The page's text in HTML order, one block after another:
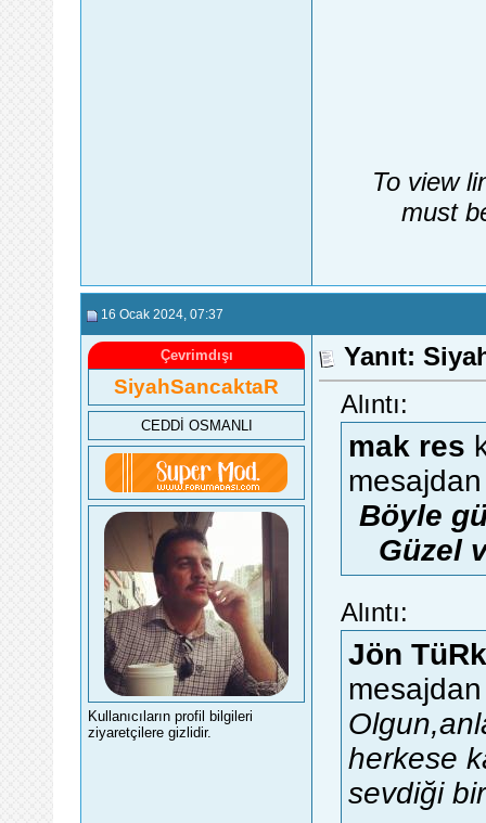
To view
must
16 Ocak 2024 , 07:37
Çevrimdışı
SiyahSancaktaR
CEDDİ OSMANLI
Kullanıcıların profil bilgileri
ziyaretçilere gizlidir.
Yanıt:
Alıntı:
mak res
mesajdan
Böyle
Güzel
Alıntı:
Jön TüRk
mesajdan
herkese
sevdiği